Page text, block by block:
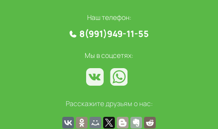
Наш телефон:
8(991)949-11-55
Мы в соцсетях:
Расскажите друзьям о нас: